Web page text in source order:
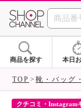
商品を探す 本日
TOP 靴・バッグ
クチコミ・Instagram